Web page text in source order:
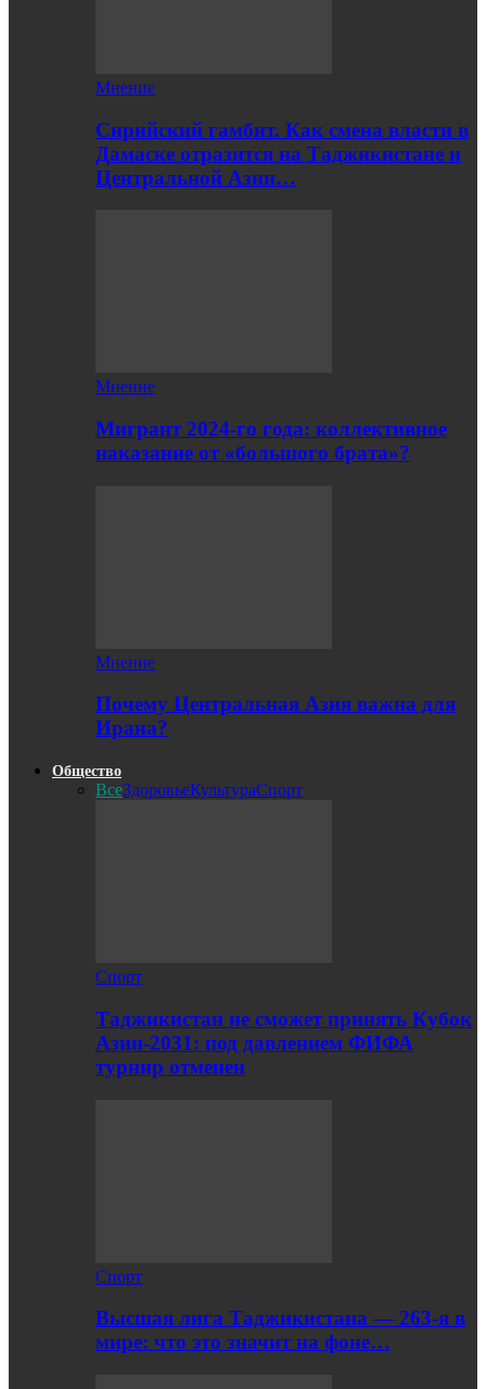
Мнение
Сирийский гамбит. Как смена власти в
Дамаске отразится на Таджикистане и
Центральной Азии…
Мнение
Мигрант 2024-го года: коллективное
наказание от «большого брата»?
Мнение
Почему Центральная Азия важна для
Ирана?
Общество
ВсеЗдоровьеКультураСпорт
Спорт
Таджикистан не сможет принять Кубок
Азии-2031: под давлением ФИФА
турнир отменен
Спорт
Высшая лига Таджикистана — 263-я в
мире: что это значит на фоне…